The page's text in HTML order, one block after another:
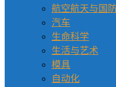
航空航天与国
汽车
生命科学
生活与艺术
模具
自动化